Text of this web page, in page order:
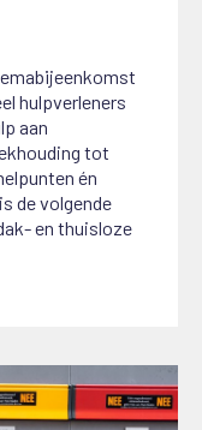
hulpverleners
aan
tot
én
de volgende
en thuisloze